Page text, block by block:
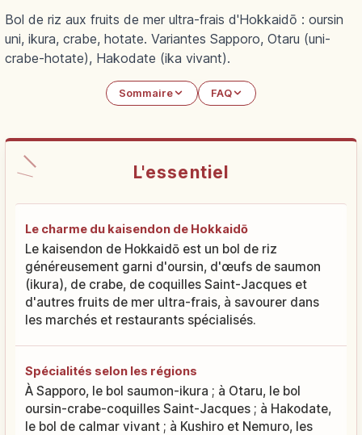
Bol de riz aux fruits de mer ultra-frais d'Hokkaidō : oursin
uni, ikura, crabe, hotate. Variantes Sapporo, Otaru (uni-
crabe-hotate), Hakodate (ika vivant).
Sommaire FAQ
L'essentiel
Le charme du kaisendon de Hokkaidō
Le kaisendon de Hokkaidō est un bol de riz
généreusement garni d'oursin, d'œufs de saumon
(ikura), de crabe, de coquilles Saint-Jacques et
d'autres fruits de mer ultra-frais, à savourer dans
les marchés et restaurants spécialisés.
Spécialités selon les régions
À Sapporo, le bol saumon-ikura ; à Otaru, le bol
oursin-crabe-coquilles Saint-Jacques ; à Hakodate,
le bol de calmar vivant ; à Kushiro et Nemuro, les